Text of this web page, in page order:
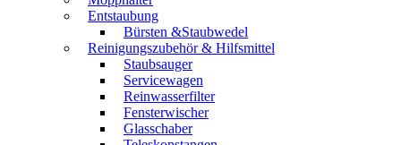
Entstaubung
Bürsten &Staubwedel
Reinigungszubehör & Hilfsmittel
Staubsauger
Servicewagen
Reinwasserfilter
Fensterwischer
Glasschaber